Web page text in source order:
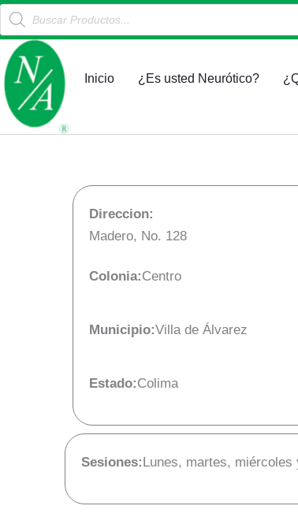
al
contenido
Products
search
Inicio ¿Es usted Neurótico?
Direccion:
Madero, No. 128
Colonia:Centro
Municipio:Villa de Álvarez
Estado:Colima
Sesiones:Lunes, martes, miércoles